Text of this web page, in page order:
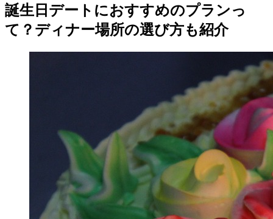
誕生日デートにおすすめのプランっ
て？ディナー場所の選び方も紹介